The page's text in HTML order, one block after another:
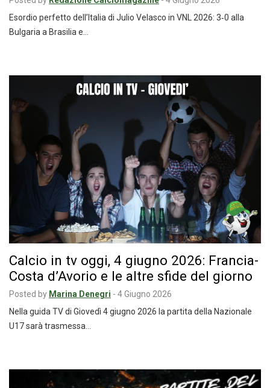
Esordio perfetto dell’Italia di Julio Velasco in VNL 2026: 3‑0 alla
Bulgaria a Brasilia e…
Calcio in tv oggi, 4 giugno 2026: Francia-
Costa d’Avorio e le altre sfide del giorno
Posted by Marina Denegri - 4 Giugno 2026
Nella guida TV di Giovedì 4 giugno 2026 la partita della Nazionale
U17 sarà trasmessa…